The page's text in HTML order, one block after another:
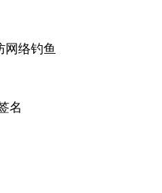
网络钓鱼
名